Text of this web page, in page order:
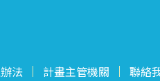
法 計畫主管機關 聯絡